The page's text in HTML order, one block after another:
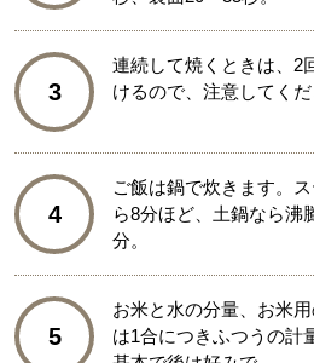
3
連続して焼くときは、2
けるので、注意してくだ
4
ご飯は鍋で炊きます。
ら8分ほど、土鍋なら沸
分。
5
お米と水の分量、お米
は1合につきふつうの計